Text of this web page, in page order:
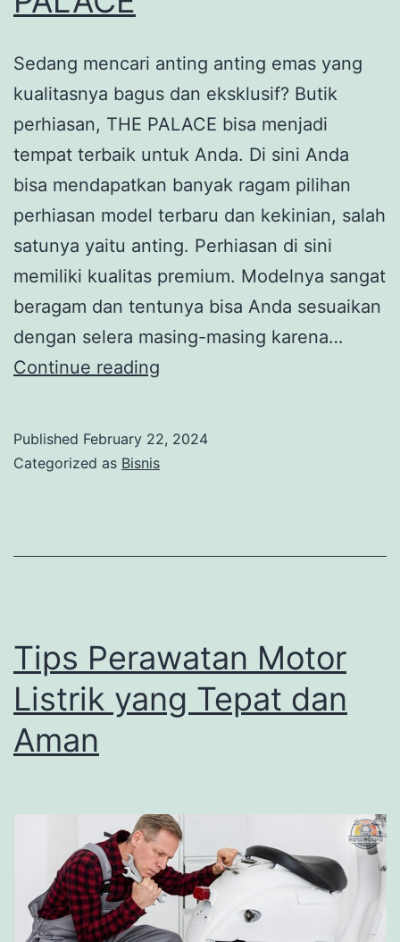
Sedang mencari anting anting emas yang
kualitasnya bagus dan eksklusif? Butik
perhiasan, THE PALACE bisa menjadi
tempat terbaik untuk Anda. Di sini Anda
bisa mendapatkan banyak ragam pilihan
perhiasan model terbaru dan kekinian, salah
satunya yaitu anting. Perhiasan di sini
memiliki kualitas premium. Modelnya sangat
beragam dan tentunya bisa Anda sesuaikan
dengan selera masing-masing karena…
Continue reading
Published February 22, 2024
Categorized as Bisnis
Tips Perawatan Motor
Listrik yang Tepat dan
Aman